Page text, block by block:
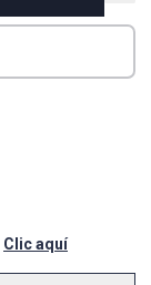
Clic aquí